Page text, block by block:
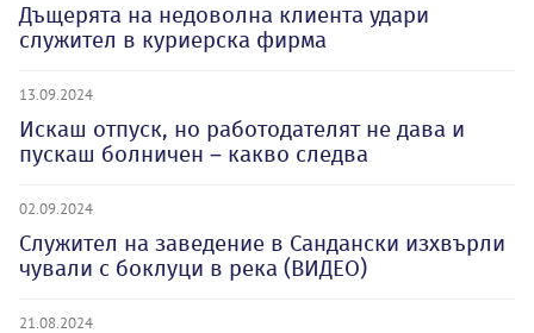
Дъщерята на недоволна клиента удари
служител в куриерска фирма
13.09.2024
Искаш отпуск, но работодателят не дава и
пускаш болничен – какво следва
02.09.2024
Служител на заведение в Сандански изхвърли
чували с боклуци в река (ВИДЕО)
21.08.2024